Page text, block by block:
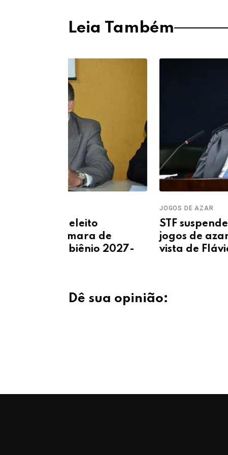
Leia Também
STF suspende julgamento sobre
jogos de azar após pedido de
vista de Flávio Dino
Dê sua opinião: